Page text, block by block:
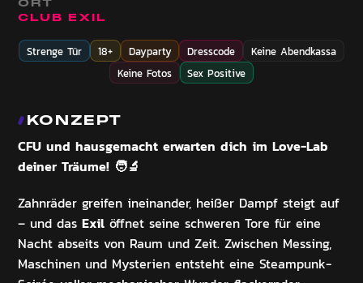
ORT
CLUB EXIL
Strenge Tür 18+ Dayparty Dresscode
Keine Abendkassa
Keine Fotos
Sex Positive
KONZEPT
CFU und hausgemacht erwarten dich im Love-Lab
deiner Träume! 🧑🔬
Zahnräder greifen ineinander, heißer Dampf steigt auf
– und dasExil öffnet seine schweren Tore für eine
Nacht abseits von Raum und Zeit. Zwischen Messing,
Maschinen und Mysterien entsteht eine Steampunk-